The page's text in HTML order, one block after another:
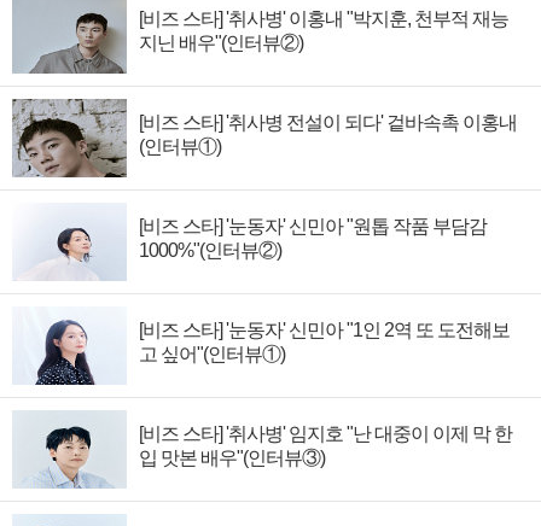
[비즈 스타] '취사병' 이홍내 "박지훈, 천부적 재능
지닌 배우"(인터뷰②)
[비즈 스타] '취사병 전설이 되다' 겉바속촉 이홍내
(인터뷰①)
[비즈 스타] '눈동자' 신민아 "원톱 작품 부담감
1000%"(인터뷰②)
[비즈 스타] '눈동자' 신민아 "1인 2역 또 도전해보
고 싶어"(인터뷰①)
[비즈 스타] '취사병' 임지호 "난 대중이 이제 막 한
입 맛본 배우"(인터뷰③)